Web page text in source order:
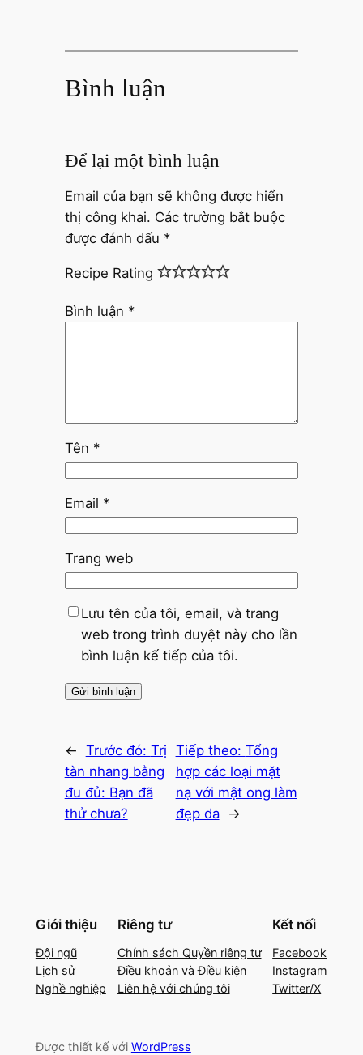
Bình luận
Để lại một bình luận
Email của bạn sẽ không được hiển
thị công khai. Các trường bắt buộc
được đánh dấu *
Recipe Rating
Bình luận *
Tên *
Email *
Trang web
Lưu tên của tôi, email, và trang
web trong trình duyệt này cho lần
bình luận kế tiếp của tôi.
← Trước đó: Trị
tàn nhang bằng
đu đủ: Bạn đã
thử chưa?
Tiếp theo: Tổng
hợp các loại mặt
nạ với mật ong làm
đẹp da
→
Giới thiệu
Đội ngũ
Lịch sử
Nghề nghiệp
Riêng tư
Chính sách Quyền riêng tư
Điều khoản và Điều kiện
Liên hệ với chúng tôi
Kết nối
Facebook
Instagram
Twitter/X
Được thiết kế với WordPress